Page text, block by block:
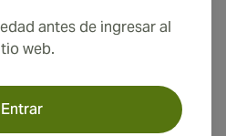
antes de ingresar al
web.
Entrar